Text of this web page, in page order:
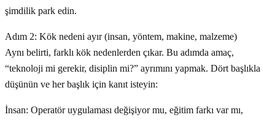
şimdilik park edin.
Adım 2: Kök nedeni ayır (insan, yöntem, makine, malzeme)
Aynı belirti, farklı kök nedenlerden çıkar. Bu adımda amaç,
“teknoloji mi gerekir, disiplin mi?” ayrımını yapmak. Dört başlıkla
düşünün ve her başlık için kanıt isteyin:
İnsan: Operatör uygulaması değişiyor mu, eğitim farkı var mı,